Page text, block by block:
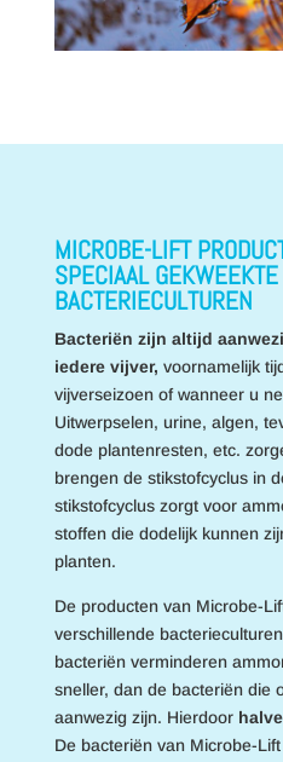
MICROBE-LIFT
SPECIAAL
BACTERIECULTUREN
Bacteriën zijn altijd
iedere vijver, voornamelijk
vijverseizoen of wanneer u
Uitwerpselen, urine, algen,
dode plantenresten, etc.
brengen de stikstofcyclus in
stikstofcyclus zorgt voor
stoffen die dodelijk kunnen
planten.
De producten van Microbe-
verschillende
bacteriën verminderen
sneller, dan de bacteriën die
aanwezig zijn. Hierdoor
De bacteriën van Microbe-